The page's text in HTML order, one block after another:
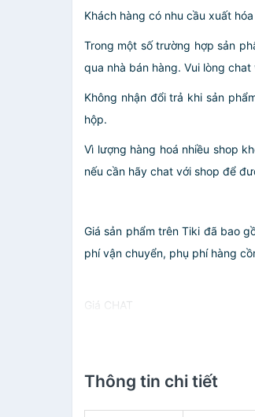
Khách hàng có nhu cầu xuất
Trong một số trường hợp sản
qua nhà bán hàng. Vui lòng
Không nhận đổi trả khi sản
hộp.
Vì lượng hàng hoá nhiều shop
nếu cần hãy chat với shop để
Giá sản phẩm trên Tiki đã bao
phí vận chuyển, phụ phí hàng
Giá CHAT
Thông tin chi tiết